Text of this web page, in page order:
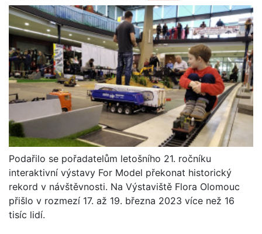
Podařilo se pořadatelům letošního 21. ročníku
interaktivní výstavy For Model překonat historický
rekord v návštěvnosti. Na Výstaviště Flora Olomouc
přišlo v rozmezí 17. až 19. března 2023 více než 16
tisíc lidí.